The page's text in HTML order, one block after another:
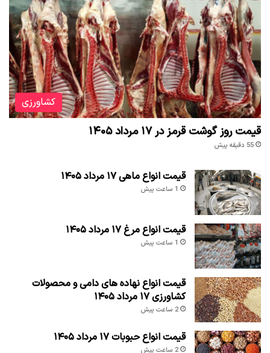
کشاورزی
قیمت روز گوشت قرمز در ۱۷ مرداد ۱۴۰۵
55 دقیقه پیش
قیمت انواع ماهی ۱۷ مرداد ۱۴۰۵
1 ساعت پیش
قیمت انواع مرغ ۱۷ مرداد ۱۴۰۵
1 ساعت پیش
قیمت انواع نهاده های دامی و محصولات
کشاورزی ۱۷ مرداد ۱۴۰۵
2 ساعت پیش
قیمت انواع حبوبات ۱۷ مرداد ۱۴۰۵
2 ساعت پیش